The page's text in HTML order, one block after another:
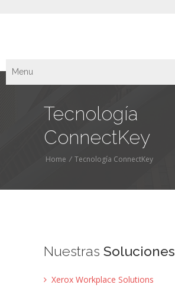
Menu
Tecnología
ConnectKey
Home / Tecnología ConnectKey
Nuestras Soluciones
Xerox Workplace Solutions